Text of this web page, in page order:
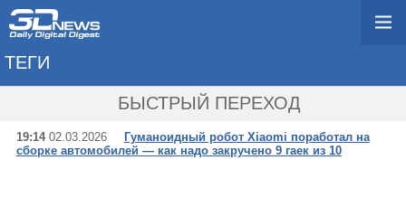
ТЕГИ
БЫСТРЫЙ ПЕРЕХОД
19:1402.03.2026
Гуманоидный робот Xiaomi поработал на
сборке автомобилей — как надо закручено 9 гаек из 10